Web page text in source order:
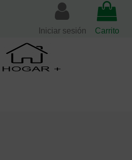
Iniciar sesión Carrito